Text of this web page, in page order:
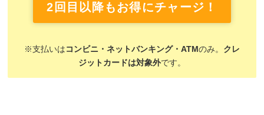
2回目以降もお得にチャージ！
※支払いは コンビニ・ネットバンキング・ATMのみ。 クレ
ジットカードは対象外です。